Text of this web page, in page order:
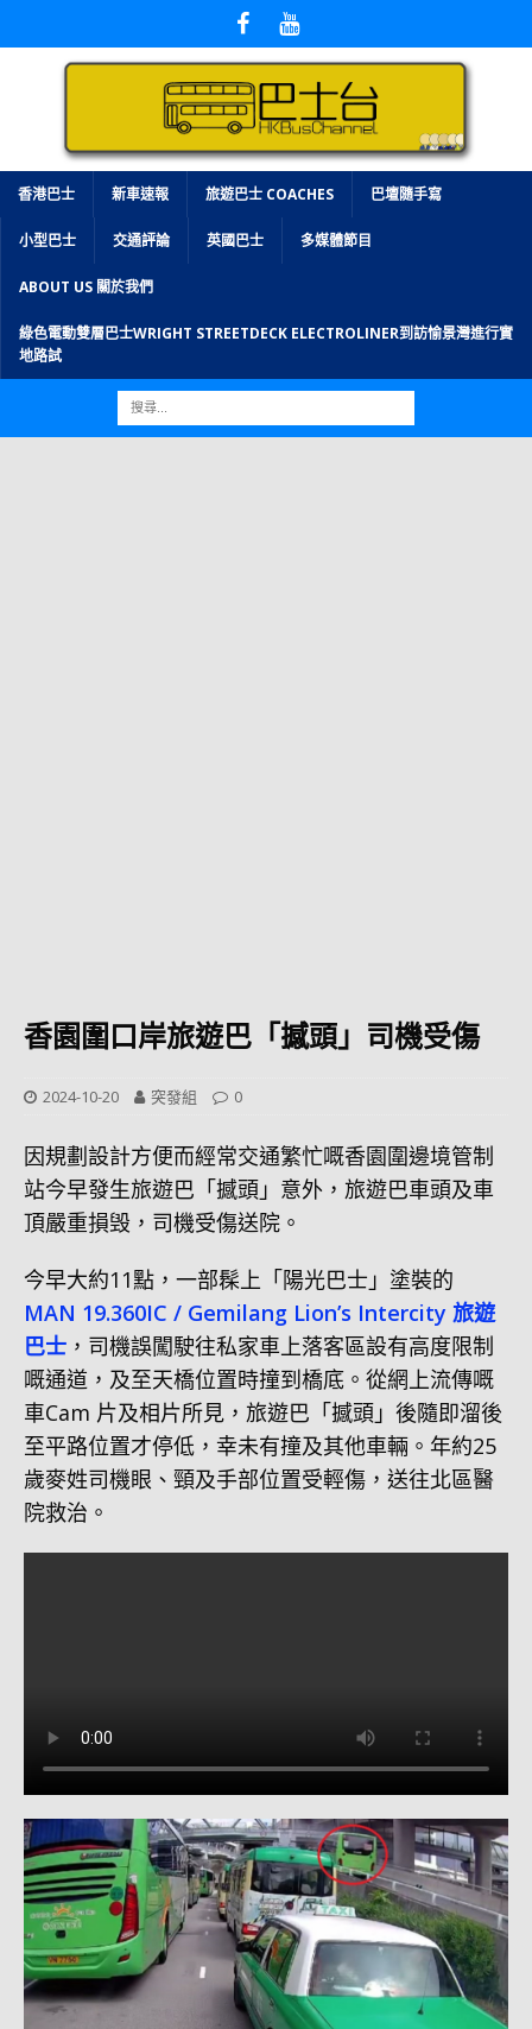
香港巴士 新車速報 旅遊巴士 COACHES 巴壇隨手寫
小型巴士 交通評論 英國巴士 多媒體節目
ABOUT US 關於我們
綠色電動雙層巴士WRIGHT STREETDECK ELECTROLINER到訪愉景灣進行實
地路試
香園圍口岸旅遊巴「撼頭」司機受傷
2024-10-20 突發組 0
因規劃設計方便而經常交通繁忙嘅香園圍邊境管制
站今早發生旅遊巴「撼頭」意外，旅遊巴車頭及車
頂嚴重損毁，司機受傷送院。
今早大約11點，一部髹上「陽光巴士」塗裝的
MAN 19.360IC / Gemilang Lion’s Intercity 旅遊
巴士 ，司機誤闖駛往私家車上落客區設有高度限制
嘅通道，及至天橋位置時撞到橋底。從網上流傳嘅
車Cam 片及相片所見，旅遊巴「撼頭」後隨即溜後
至平路位置才停低，幸未有撞及其他車輛。年約25
歲麥姓司機眼、頸及手部位置受輕傷，送往北區醫
院救治。